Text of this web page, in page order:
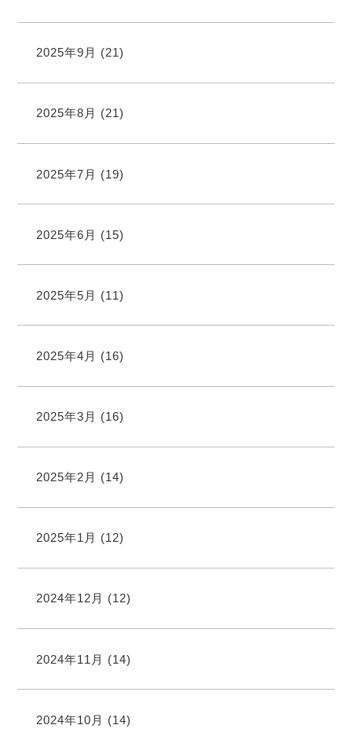
2025年9月 (21)
2025年8月 (21)
2025年7月 (19)
2025年6月 (15)
2025年5月 (11)
2025年4月 (16)
2025年3月 (16)
2025年2月 (14)
2025年1月 (12)
2024年12月 (12)
2024年11月 (14)
2024年10月 (14)